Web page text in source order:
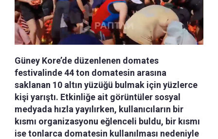
Güney Kore’de düzenlenen domates
festivalinde 44 ton domatesin arasına
saklanan 10 altın yüzüğü bulmak için yüzlerce
kişi yarıştı. Etkinliğe ait görüntüler sosyal
medyada hızla yayılırken, kullanıcıların bir
kısmı organizasyonu eğlenceli buldu, bir kısmı
ise tonlarca domatesin kullanılması nedeniyle